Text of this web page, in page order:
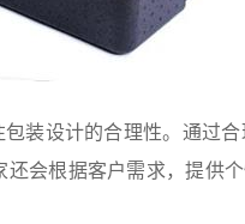
设计的合理性。通过
会根据客户需求，提供